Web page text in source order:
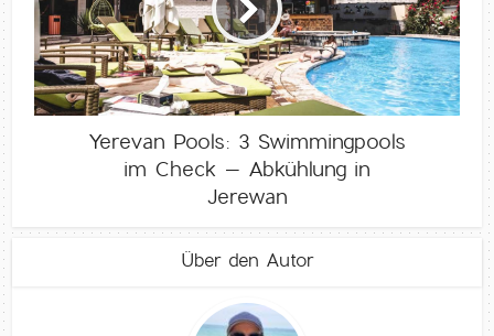
Yerevan Pools: 3 Swimmingpools
im Check – Abkühlung in
Jerewan
Über den Autor